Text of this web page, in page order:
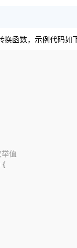
函数，示例代码如下
值
{